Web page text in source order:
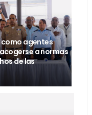
como agentes
a normas
de las